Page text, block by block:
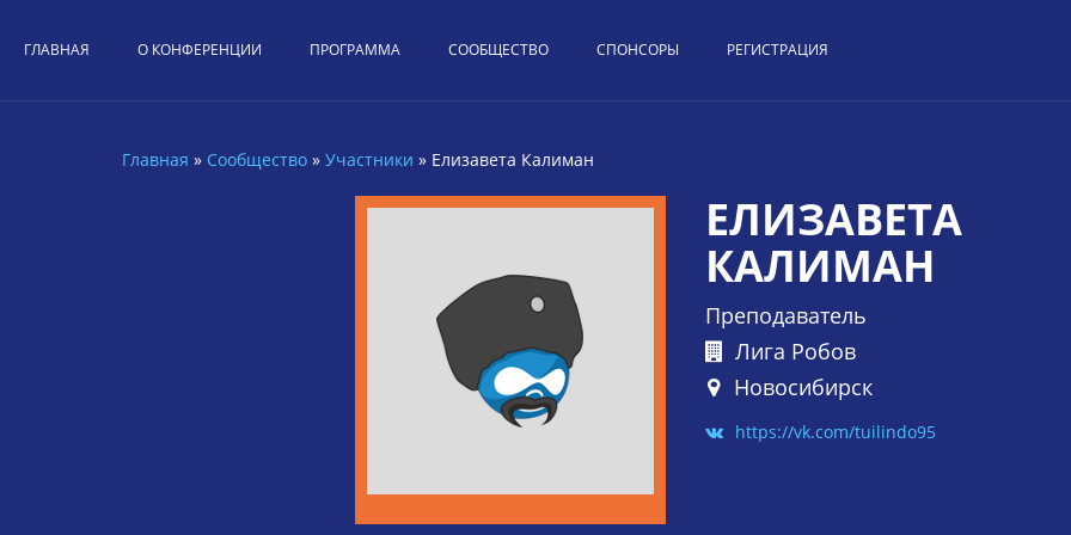
ГЛАВНАЯ О КОНФЕРЕНЦИИ ПРОГРАММА СООБЩЕСТВО СПОНСОРЫ РЕГИСТРАЦИЯ
Главная » Сообщество » Участники » Елизавета Калиман
ЕЛИЗАВЕТА
КАЛИМАН
Преподаватель
Лига Робов
Новосибирск
https://vk.com/tuilindo95